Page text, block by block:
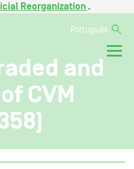
Reorganization .
Português
and
CVM